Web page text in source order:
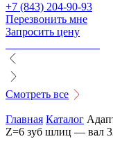
+7 (843) 204-90-93
Перезвонить мне
Запросить цену
Смотреть все
Главная Каталог
Z=6 зуб шлиц — вал